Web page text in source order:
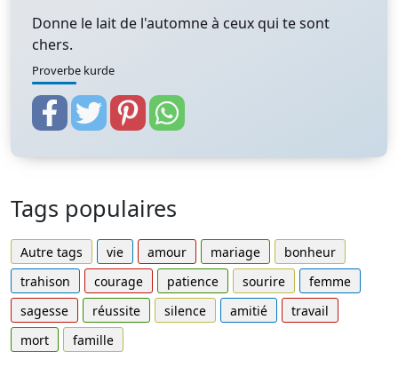
Donne le lait de l'automne à ceux qui te sont
chers.
Proverbe kurde
Tags populaires
Autre tags vie amour mariage
bonheur
trahison
courage patience sourire
femme
sagesse
réussite silence amitié
travail
mort
famille